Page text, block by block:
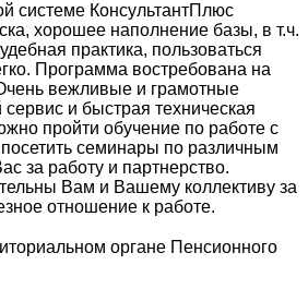
системе КонсультантПлюс
хорошее наполнение базы, в т.ч.
практика, пользоваться
Программа востребована на
вежливые и грамотные
и быстрая техническая
пройти обучение по работе с
семинары по различным
за работу и партнерство.
Вам и Вашему коллективу за
отношение к работе.
органе Пенсионного